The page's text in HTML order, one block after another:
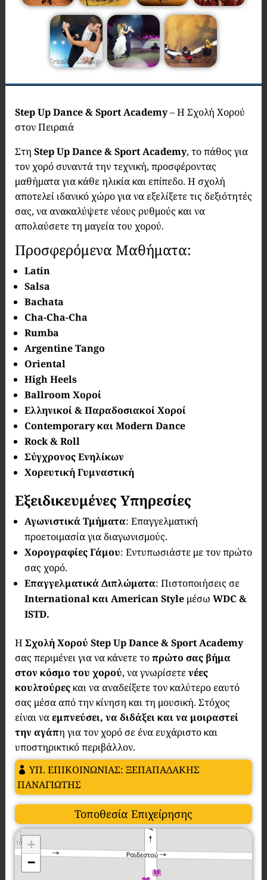
Step Up Dance & Sport Academy– Η Σχολή Χορού
στον Πειραιά
Στη Step Up Dance & Sport Academy, το πάθος για
τον χορό συναντά την τεχνική, προσφέροντας
μαθήματα για κάθε ηλικία και επίπεδο. Η σχολή
αποτελεί ιδανικό χώρο για να εξελίξετε τις δεξιότητές
σας, να ανακαλύψετε νέους ρυθμούς και να
απολαύσετε τη μαγεία του χορού.
Προσφερόμενα Μαθήματα:
Latin
Salsa
Bachata
Cha-Cha-Cha
Rumba
Argentine Tango
Oriental
High Heels
Ballroom Χοροί
Ελληνικοί & Παραδοσιακοί Χοροί
Contemporary και Modern Dance
Rock & Roll
Σύγχρονος Ενηλίκων
Χορευτική Γυμναστική
Εξειδικευμένες Υπηρεσίες
Αγωνιστικά Τμήματα: Επαγγελματική
προετοιμασία για διαγωνισμούς.
Χορογραφίες Γάμου: Εντυπωσιάστε με τον πρώτο
σας χορό.
Επαγγελματικά Διπλώματα: Πιστοποιήσεις σε
International και American Styleμέσω WDC &
ISTD.
Η Σχολή Χορού Step Up Dance & Sport Academy
σας περιμένει για να κάνετε τοπρώτο σας βήμα
στον κόσμο του χορού, να γνωρίσετενέες
κουλτούρεςκαι να αναδείξετε τον καλύτερο εαυτό
σας μέσα από την κίνηση και τη μουσική. Στόχος
είναι ναεμπνεύσει, να διδάξει και να μοιραστεί
την αγάπη για τον χορό σε ένα ευχάριστο και
υποστηρικτικό περιβάλλον.
ΥΠ. ΕΠΙΚΟΙΝΩΝΙΑΣ: ΞΕΠΑΠΑΔΑΚΗΣ
ΠΑΝΑΓΙΩΤΗΣ
Τοποθεσία Επιχείρησης
+
−